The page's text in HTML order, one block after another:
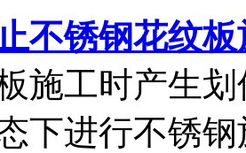
不锈钢花纹
施工时产生
下进行不锈